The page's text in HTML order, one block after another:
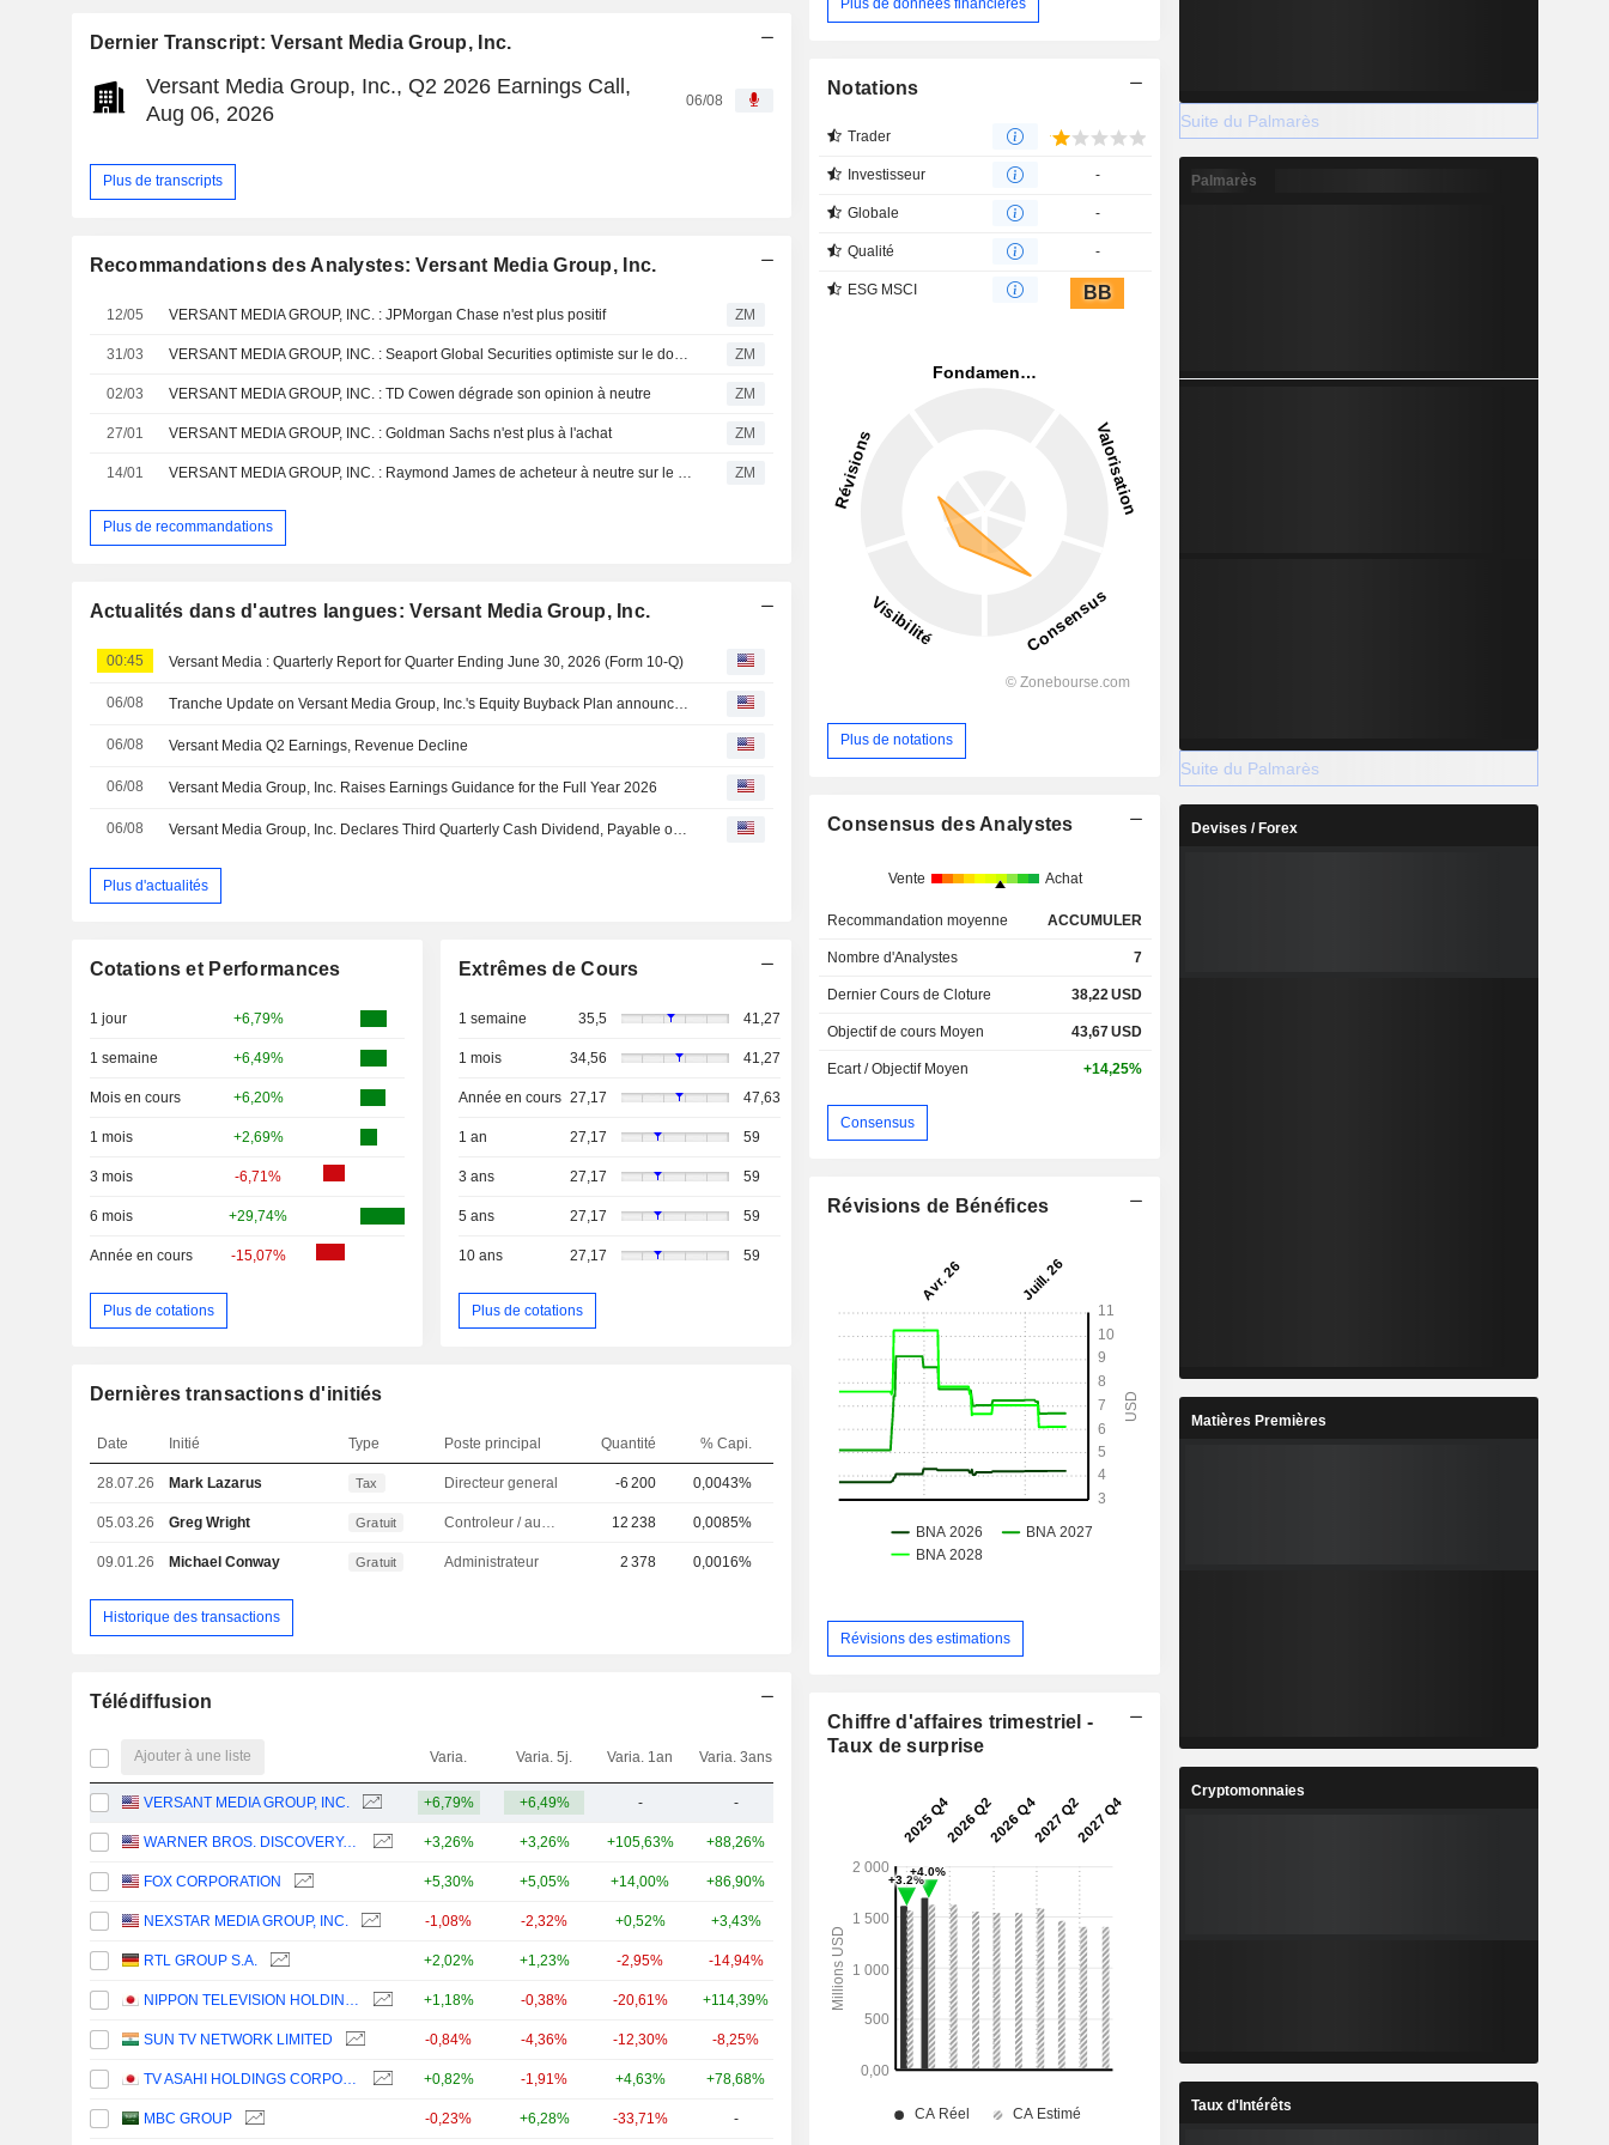
Dernier Transcript: Versant Media Group, Inc.
Versant Media Group, Inc., Q2 2026 Earnings Call,
Aug 06, 2026
06/08
Plus de transcripts
Recommandations des Analystes: Versant Media Group, Inc.
12/05 VERSANT MEDIA GROUP, INC. : JPMorgan Chase n'est plus positif ZM
31/03 ZM
02/03 VERSANT MEDIA GROUP, INC. : TD Cowen dégrade son opinion à neutre ZM
27/01 VERSANT MEDIA GROUP, INC. : Goldman Sachs n'est plus à l'achat ZM
14/01 ZM
Plus de recommandations
Actualités dans d'autres langues: Versant Media Group, Inc.
00:45 Versant Media : Quarterly Report for Quarter Ending June 30, 2026 (Form 10-Q)
06/08 Tranche Update on Versant Media Group, Inc.'s Equity Buyback Plan announced on March 3, 2026.
06/08 Versant Media Q2 Earnings, Revenue Decline
06/08 Versant Media Group, Inc. Raises Earnings Guidance for the Full Year 2026
06/08 Versant Media Group, Inc. Declares Third Quarterly Cash Dividend, Payable on October 22, 2026
Plus d'actualités
Cotations et Performances
1 jour +6,79%
1 semaine +6,49%
Mois en cours +6,20%
1 mois +2,69%
3 mois -6,71%
6 mois +29,74%
Année en cours -15,07%
Plus de cotations
Extrêmes de Cours
1 semaine 35,5 41,27
1 mois 34,56 41,27
Année en cours 27,17 47,63
1 an 27,17 59
3 ans 27,17 59
5 ans 27,17 59
10 ans 27,17 59
Plus de cotations
Dernières transactions d'initiés
Date Initié Type Poste principal Quantité % Capi.
28.07.26 Mark Lazarus Tax Directeur general -6 200 0,0043%
05.03.26 Greg Wright Gratuit Controleur / auditeur 12 238 0,0085%
09.01.26 Michael Conway Gratuit Administrateur 2 378 0,0016%
Historique des transactions
Télédiffusion
Ajouter à une liste Varia. Varia. 5j. Varia. 1an Varia. 3ans Capi.($)
VERSANT MEDIA GROUP, INC. +6,79% +6,49% - -
WARNER BROS. DISCOVERY, INC. +3,26% +3,26% +105,63% +88,26%
FOX CORPORATION +5,30% +5,05% +14,00% +86,90%
NEXSTAR MEDIA GROUP, INC. -1,08% -2,32% +0,52% +3,43% 5,8 Md
RTL GROUP S.A. +2,02% +1,23% -2,95% -14,94% 5,63 Md
+1,18% -0,38% -20,61% +114,39% 4,3 Md
SUN TV NETWORK LIMITED -0,84% -4,36% -12,30% -8,25%
+0,82% -1,91% +4,63% +78,68% 1,93 Md
MBC GROUP -0,23% +6,28% -33,71% -
Plus de données financières
Notations
Trader
Investisseur -
Globale -
Qualité -
ESG MSCI BB
Plus de notations
Consensus des Analystes
Vente Achat
Recommandation moyenne ACCUMULER
Nombre d'Analystes 7
Dernier Cours de Cloture 38,22USD
Objectif de cours Moyen 43,67USD
Ecart / Objectif Moyen +14,25%
Consensus
Révisions de Bénéfices
Révisions des estimations
Chiffre d'affaires trimestriel -
Taux de surprise
Suite du Palmarès
Palmarès
Suite du Palmarès
Devises / Forex
Matières Premières
Cryptomonnaies
Taux d'Intérêts